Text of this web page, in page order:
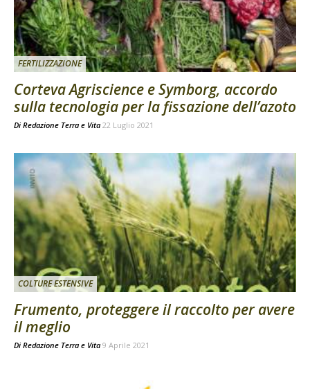
FERTILIZZAZIONE
Corteva Agriscience e Symborg, accordo
sulla tecnologia per la fissazione dell’azoto
Di Redazione Terra e Vita 22 Luglio 2021
COLTURE ESTENSIVE
Frumento, proteggere il raccolto per avere
il meglio
Di Redazione Terra e Vita 9 Aprile 2021